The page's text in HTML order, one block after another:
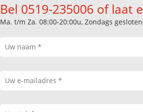
Bel 0519-235006 of laat
Ma. t/m Za. 08:00-20:00u, Zondags